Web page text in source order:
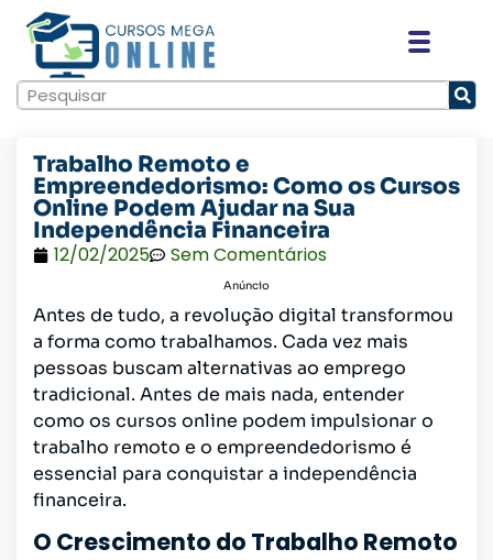
Trabalho Remoto e
Empreendedorismo: Como os Cursos
Online Podem Ajudar na Sua
Independência Financeira
12/02/2025 Sem Comentários
Anúncio
Antes de tudo, a revolução digital transformou
a forma como trabalhamos. Cada vez mais
pessoas buscam alternativas ao emprego
tradicional. Antes de mais nada, entender
como os cursos online podem impulsionar o
trabalho remoto e o empreendedorismo é
essencial para conquistar a independência
financeira.
O Crescimento do Trabalho Remoto